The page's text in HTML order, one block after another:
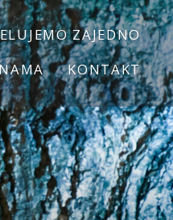
ZAJEDNO
KONTAKT